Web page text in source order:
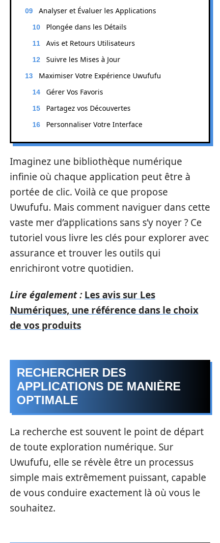
Analyser et Évaluer les Applications
Plongée dans les Détails
Avis et Retours Utilisateurs
Suivre les Mises à Jour
Maximiser Votre Expérience Uwufufu
Gérer Vos Favoris
Partagez vos Découvertes
Personnaliser Votre Interface
Imaginez une bibliothèque numérique
infinie où chaque application peut être à
portée de clic. Voilà ce que propose
Uwufufu. Mais comment naviguer dans cette
vaste mer d’applications sans s’y noyer ? Ce
tutoriel vous livre les clés pour explorer avec
assurance et trouver les outils qui
enrichiront votre quotidien.
Lire également : Les avis sur Les
Numériques, une référence dans le choix
de vos produits
RECHERCHER DES
APPLICATIONS DE MANIÈRE
OPTIMALE
La recherche est souvent le point de départ
de toute exploration numérique. Sur
Uwufufu, elle se révèle être un processus
simple mais extrêmement puissant, capable
de vous conduire exactement là où vous le
souhaitez.